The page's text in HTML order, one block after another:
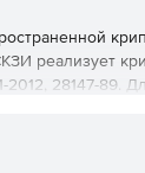
реализует
2012, 28147-